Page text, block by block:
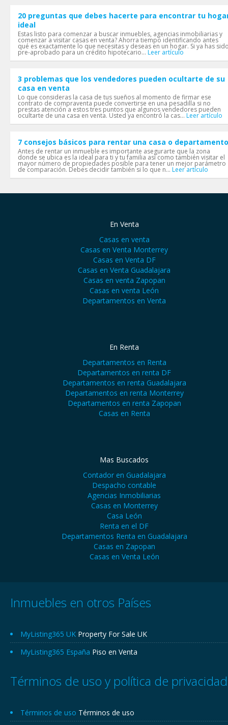
20 preguntas que debes hacerte para encontrar tu
ideal
Estas listo para comenzar a buscar inmuebles, agencias inmobiliarias y
comenzar a visitar casas en venta? Ahorra tiempo identificando antes
qué es exactamente lo que necesitas y deseas en un hogar. Si ya has
pre-aprobado para un crédito hipotecario... Leer artículo
3 problemas que los vendedores pueden ocultarte de su
casa en venta
Lo que consideras la casa de tus sueños al momento de firmar ese
contrato de compraventa puede convertirse en una pesadilla si no
prestas atención a estos tres puntos que algunos vendedores pueden
ocultarte de una casa en venta. Usted ya encontró la cas... Leer artículo
7 consejos básicos para rentar una casa o departamento
Antes de rentar un inmueble es importante asegurarte que la zona
donde se ubica es la ideal para ti y tu familia así como también visitar el
mayor número de propiedades posible para tener un mejor parámetro
de comparación. Debes decidir también si lo que n... Leer artículo
En Venta
Casas en venta
Casas en Venta Monterrey
Casas en Venta DF
Casas en Venta Guadalajara
Casas en venta Zapopan
Casas en venta León
Departamentos en Venta
En Renta
Departamentos en Renta
Departamentos en renta DF
Departamentos en renta Guadalajara
Departamentos en renta Monterrey
Departamentos en renta Zapopan
Casas en Renta
Mas Buscados
Contador en Guadalajara
Despacho contable
Agencias Inmobiliarias
Casas en Monterrey
Casa León
Renta en el DF
Departamentos Renta en Guadalajara
Casas en Zapopan
Casas en Venta León
Inmuebles en otros Países
MyListing365 UK Property For Sale UK
MyListing365 España Piso en Venta
Términos de uso y política de privacidad
Términos de uso Términos de uso